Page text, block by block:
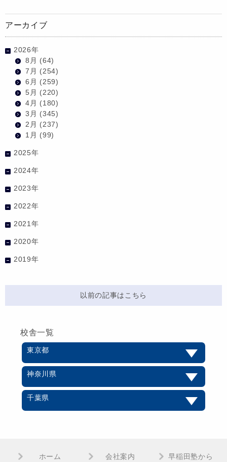
アーカイブ
2026年
8月 (64)
7月 (254)
6月 (259)
5月 (220)
4月 (180)
3月 (345)
2月 (237)
1月 (99)
2025年
2024年
2023年
2022年
2021年
2020年
2019年
以前の記事はこちら
校舎一覧
東京都
神奈川県
千葉県
ホーム 会社案内
早稲田塾から